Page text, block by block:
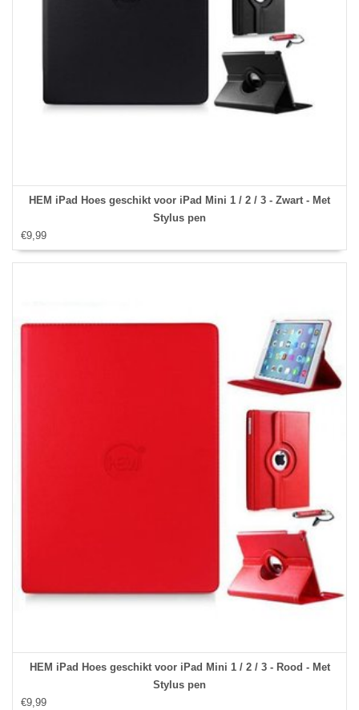
HEM iPad Hoes geschikt voor iPad Mini 1 / 2 / 3 - Zwart - Met
Stylus pen
€9,99
HEM iPad Hoes geschikt voor iPad Mini 1 / 2 / 3 - Rood - Met
Stylus pen
€9,99